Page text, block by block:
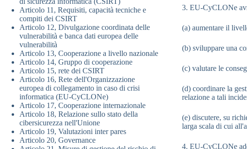
3. EU-CyCLONe
(a) aumentare il
(b) sviluppare una
(c) valutare le
(d) coordinare la
relazione a tali
(e) discutere, su
larga scala di cui
4. EU-CyCLONe
Articolo 11, Requisiti, capacità tecniche e
compiti dei CSIRT
Articolo 12, Divulgazione coordinata delle
vulnerabilità e banca dati europea delle
vulnerabilità
Articolo 13, Cooperazione a livello nazionale
Articolo 14, Gruppo di cooperazione
Articolo 15, rete dei CSIRT
Articolo 16, Rete dell'Organizzazione
europea di collegamento in caso di crisi
informatica (EU-CyCLONe)
Articolo 17, Cooperazione internazionale
Articolo 18, Relazione sullo stato della
cibersicurezza nell'Unione
Articolo 19, Valutazioni inter pares
Articolo 20, Governance